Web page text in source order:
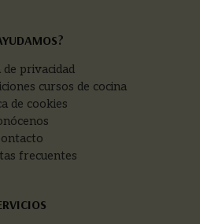
de privacidad
cursos de cocina
de cookies
frecuentes